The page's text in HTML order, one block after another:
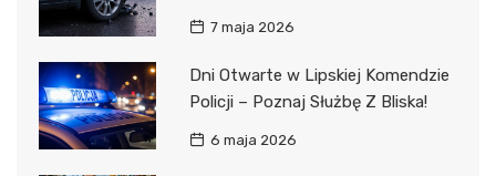
7 maja 2026
Dni Otwarte w Lipskiej Komendzie
Policji – Poznaj Służbę Z Bliska!
6 maja 2026